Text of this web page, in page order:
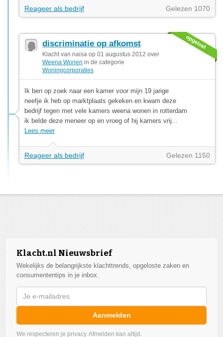
Reageer als bedrijf Gelezen 1070
discriminatie op afkomst
Klacht van naisa op 01 augustus 2012 over
Weena Wonen in de categorie
Woningcorporaties
Ik ben op zoek naar een kamer voor mijn 19 jarige
neefje ik heb op marktplaats gekeken en kwam deze
bedrijf tegen met vele kamers weena wonen in rotterdam
ik belde deze meneer op en vroeg of hij kamers vrij...
Lees meer
Reageer als bedrijf Gelezen 1150
Klacht.nl Nieuwsbrief
Wekelijks de belangrijkste klachttrends, opgeloste zaken en
consumententips in je inbox.
Aanmelden
We respecteren je privacy. Afmelden kan altijd.